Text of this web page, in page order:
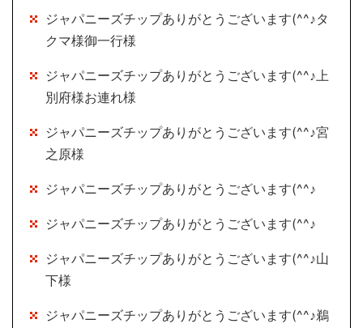
ジャパニーズチップありがとうございます(^^♪タ
クマ様御一行様
ジャパニーズチップありがとうございます(^^♪上
別府様お連れ様
ジャパニーズチップありがとうございます(^^♪宮
之原様
ジャパニーズチップありがとうございます(^^♪
ジャパニーズチップありがとうございます(^^♪
ジャパニーズチップありがとうございます(^^♪山
下様
ジャパニーズチップありがとうございます(^^♪鵜